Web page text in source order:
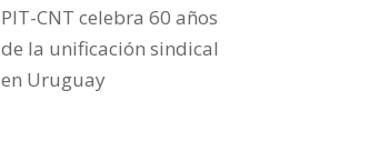
PIT-CNT celebra 60 años
de la unificación sindical
en Uruguay